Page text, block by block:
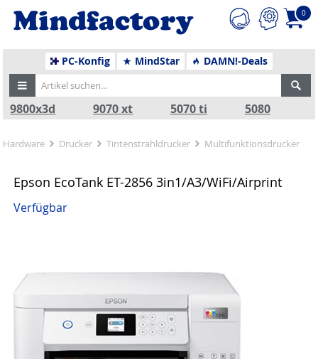
0
PC-Konfig MindStar DAMN!-Deals
9800x3d 9070 xt 5070 ti 5080
Hardware Drucker Tintenstrahldrucker Multifunktionsdrucker
Epson EcoTank ET-2856 3in1/A3/WiFi/Airprint
Verfügbar